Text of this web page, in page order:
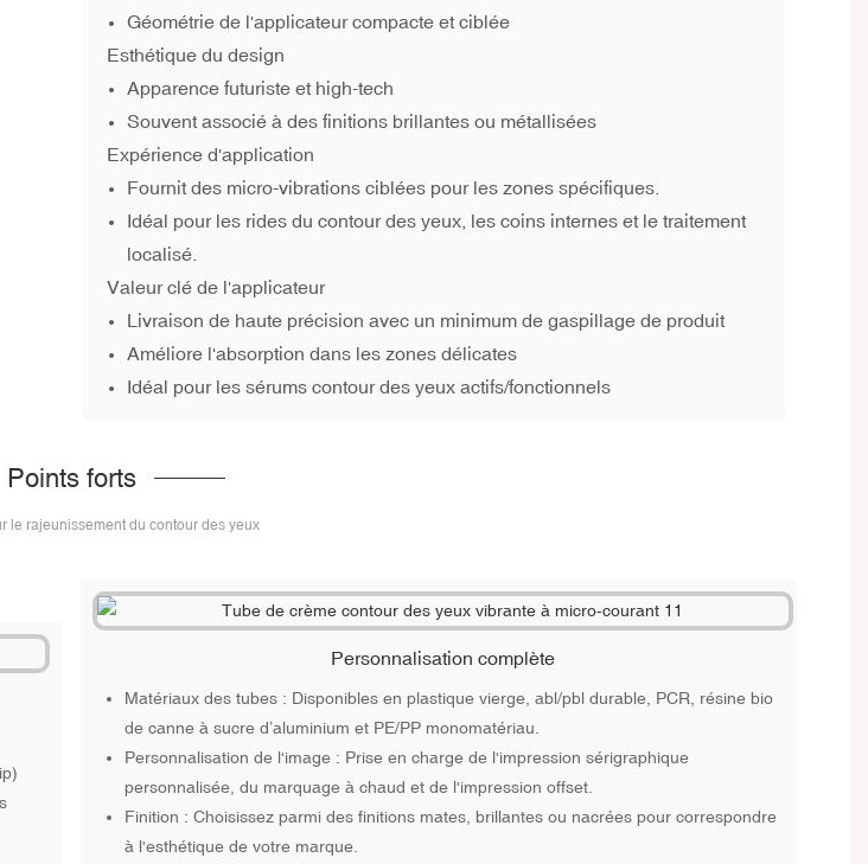
Géométrie de l'applicateur compacte et ciblée
Esthétique du design
Apparence futuriste et high-tech
Souvent associé à des finitions brillantes ou métallisées
Expérience d'application
Fournit des micro-vibrations ciblées pour les zones spécifiques.
Idéal pour les rides du contour des yeux, les coins internes et le traitement
localisé.
Valeur clé de l'applicateur
Livraison de haute précision avec un minimum de gaspillage de produit
Améliore l'absorption dans les zones délicates
Idéal pour les sérums contour des yeux actifs/fonctionnels
Points forts
le rajeunissement du contour des yeux
Personnalisation complète
Matériaux des tubes : Disponibles en plastique vierge, abl/pbl durable, PCR, résine bio
de canne à sucre d’aluminium et PE/PP monomatériau.
Personnalisation de l'image : Prise en charge de l'impression sérigraphique
personnalisée, du marquage à chaud et de l'impression offset.
Finition : Choisissez parmi des finitions mates, brillantes ou nacrées pour correspondre
à l'esthétique de votre marque.